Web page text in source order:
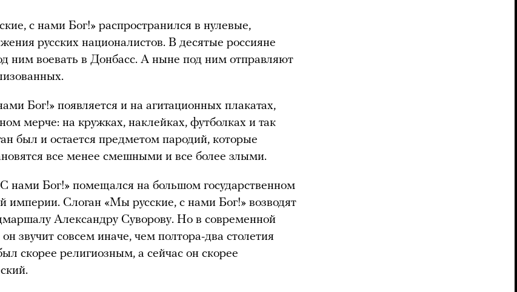
с нами Бог!» распространился в нулевые,
русских националистов. В десятые россияне
ним воевать в Донбасс. А ныне под ним отправляют
Бог!» появляется и на агитационных плакатах,
мерче: на кружках, наклейках, футболках и так
был и остается предметом пародий, которые
все менее смешными и все более злыми.
нами Бог!» помещался на большом государственном
империи. Слоган «Мы русские, с нами Бог!» возводят
Александру Суворову. Но в современной
он звучит совсем иначе, чем полтора-два столетия
скорее религиозным, а сейчас он скорее